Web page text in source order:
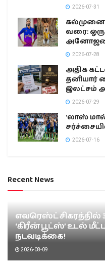
2026-07-31
வரை:
2026-07-28
அதிக
தனியார்
இலட்சம்
2026-07-29
‘லாஸ்
2026-07-16
Recent News
எவரெஸ்ட்
‘கிரீன் பூட்ஸ்’ உடல்
நடவடிக்கை!
2026-08-09